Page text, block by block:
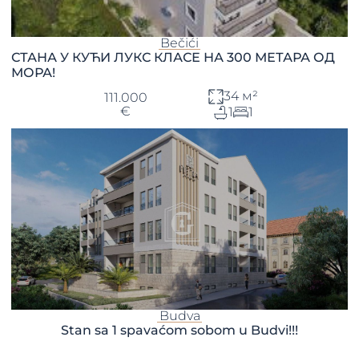
Bečići
СТАНА У КУЋИ ЛУКС КЛАСЕ НА 300 МЕТАРА ОД
МОРА!
111.000
€
34 м²
1
1
Budva
Stan sa 1 spavaćom sobom u Budvi!!!